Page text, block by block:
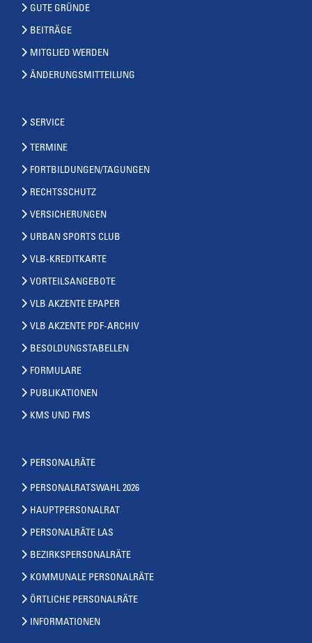
GUTE GRÜNDE
BEITRÄGE
MITGLIED WERDEN
ÄNDERUNGSMITTEILUNG
SERVICE
TERMINE
FORTBILDUNGEN/TAGUNGEN
RECHTSSCHUTZ
VERSICHERUNGEN
URBAN SPORTS CLUB
VLB-KREDITKARTE
VORTEILSANGEBOTE
VLB AKZENTE EPAPER
VLB AKZENTE PDF-ARCHIV
BESOLDUNGSTABELLEN
FORMULARE
PUBLIKATIONEN
KMS UND FMS
PERSONALRÄTE
PERSONALRATSWAHL 2026
HAUPTPERSONALRAT
PERSONALRÄTE LAS
BEZIRKSPERSONALRÄTE
KOMMUNALE PERSONALRÄTE
ÖRTLICHE PERSONALRÄTE
INFORMATIONEN